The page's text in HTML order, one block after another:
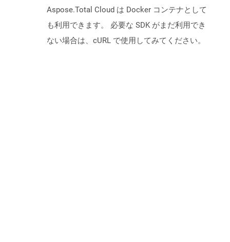
Aspose.Total Cloud は Docker コンテナとして
も利用できます。 必要な SDK がまだ利用でき
ない場合は、cURL で使用してみてください。